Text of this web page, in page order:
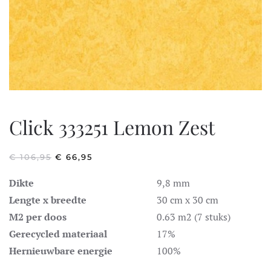
Click 333251 Lemon Zest
€106,95 OORSPRONKELIJKE
€ 66,95
Dikte
9,8 mm
Lengte x breedte
30 cm x 30 cm
M2 per doos
0.63 m2 (7 stuks)
Gerecycled materiaal
17%
Hernieuwbare energie
100%